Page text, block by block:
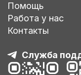
Помощь
Работа у нас
Контакты
Служба